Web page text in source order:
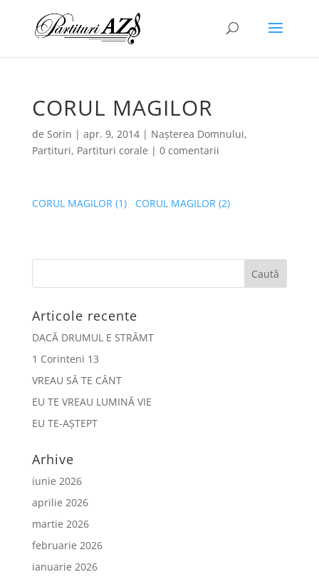
CORUL MAGILOR
de Sorin | apr. 9, 2014| Nașterea Domnului,
Partituri, Partituri corale | 0 comentarii
CORUL MAGILOR (1) CORUL MAGILOR (2)
Articole recente
DACĂ DRUMUL E STRÂMT
1 Corinteni 13
VREAU SĂ TE CÂNT
EU TE VREAU LUMINĂ VIE
EU TE-AȘTEPT
Arhive
iunie 2026
aprilie 2026
martie 2026
februarie 2026
ianuarie 2026